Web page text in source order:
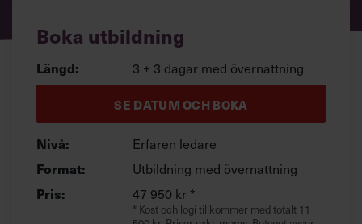
Logga in
Sök
Boka utbildning
Längd: 3 + 3 dagar med övernattning
SE DATUM OCH BOKA
Nivå: Erfaren ledare
Format: Utbildning med övernattning
Pris: 47 950 kr *
* Kost och logi tillkommer med totalt 11